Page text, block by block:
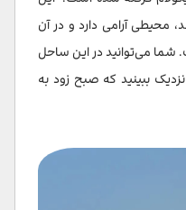
محیطی آرامی دارد و در آن
شما می‌توانید در این ساحل
ببینید که صبح زود به